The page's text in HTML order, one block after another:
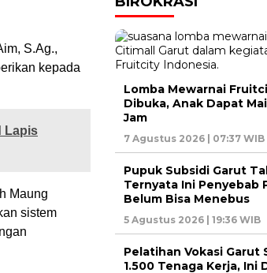
S.Ag.,
kepada
Lapis
Maung
sistem
Lomba Mewarnai
Dibuka, Anak Dapat
Jam
7 Agustus 2026 | 07:37 WIB
Pupuk Subsidi Garut
Ternyata Ini Penyebab
Belum Bisa Menebus
5 Agustus 2026 | 19:36 WIB
Pelatihan Vokasi Garut
1.500 Tenaga Kerja, Ini